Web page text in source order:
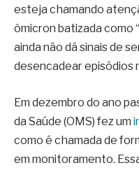
esteja chamando
ômicron batizada como
ainda não dá sinais de
desencadear episódios
Em dezembro do ano
da Saúde (OMS) fez um
como é chamada de
em monitoramento.